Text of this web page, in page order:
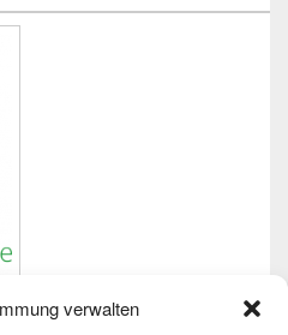
verwalten